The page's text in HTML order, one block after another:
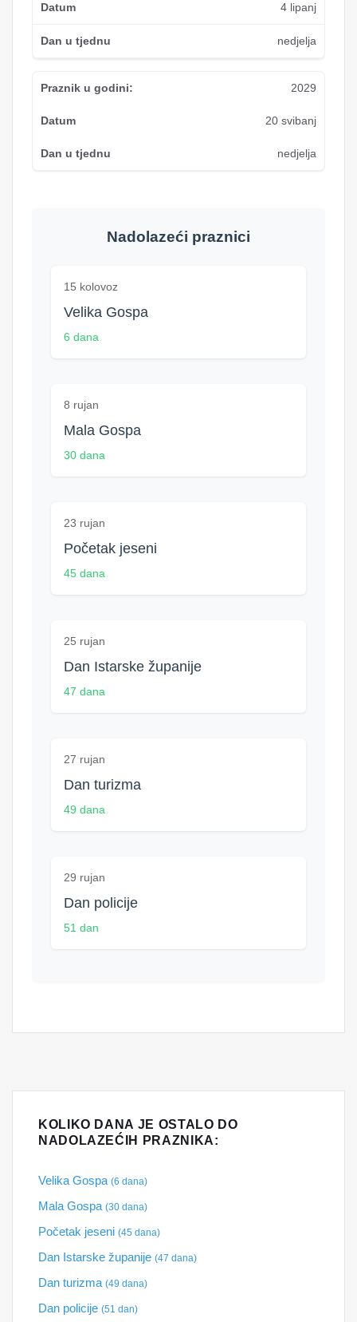
4 lipanj
nedjelja
2029
20 svibanj
nedjelja
Nadolazeći praznici
15 kolovoz
Velika Gospa
6 dana
8 rujan
Mala Gospa
30 dana
23 rujan
Početak jeseni
45 dana
25 rujan
Dan Istarske županije
47 dana
27 rujan
Dan turizma
49 dana
29 rujan
Dan policije
51 dan
KOLIKO DANA JE OSTALO DO
NADOLAZEĆIH PRAZNIKA:
Velika Gospa (6 dana)
Mala Gospa (30 dana)
Početak jeseni (45 dana)
Dan Istarske županije (47 dana)
Dan turizma (49 dana)
Dan policije (51 dan)